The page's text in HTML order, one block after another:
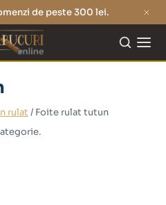
de peste 300 lei.
rulat / Foite rulat tutun